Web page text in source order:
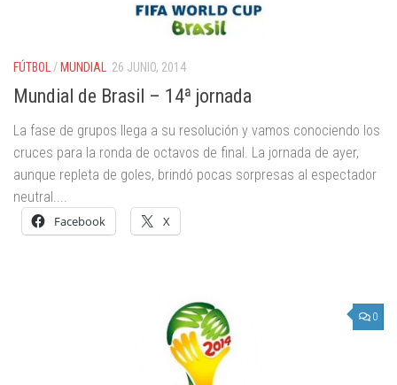
FÚTBOL / MUNDIAL 26 JUNIO, 2014
Mundial de Brasil – 14ª jornada
La fase de grupos llega a su resolución y vamos conociendo los
cruces para la ronda de octavos de final. La jornada de ayer,
aunque repleta de goles, brindó pocas sorpresas al espectador
neutral....
Facebook X
0